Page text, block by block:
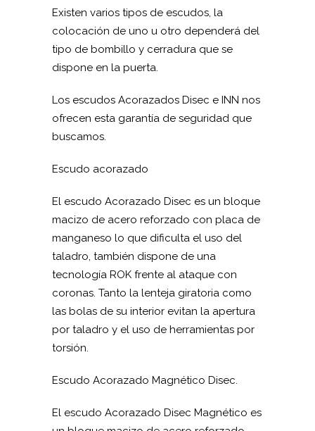
Existen varios tipos de escudos, la
colocación de uno u otro dependerá del
tipo de bombillo y cerradura que se
dispone en la puerta.
Los escudos Acorazados Disec e INN nos
ofrecen esta garantía de seguridad que
buscamos.
Escudo acorazado
El escudo Acorazado Disec es un bloque
macizo de acero reforzado con placa de
manganeso lo que dificulta el uso del
taladro, también dispone de una
tecnología ROK frente al ataque con
coronas. Tanto la lenteja giratoria como
las bolas de su interior evitan la apertura
por taladro y el uso de herramientas por
torsión.
Escudo Acorazado Magnético Disec.
El escudo Acorazado Disec Magnético es